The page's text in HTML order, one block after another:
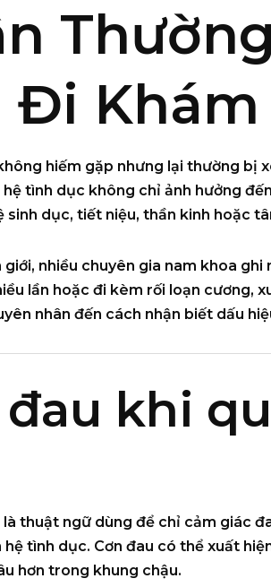
Đi Khám
hiếm gặp nhưng lại thường bị
tình dục không chỉ ảnh hưởng
dục, tiết niệu, thần kinh hoặc
nhiều chuyên gia nam khoa
lần hoặc đi kèm rối loạn cương,
nhân đến cách nhận biết dấu
khi
thuật ngữ dùng để chỉ cảm giác
tình dục. Cơn đau có thể xuất
hơn trong khung chậu.